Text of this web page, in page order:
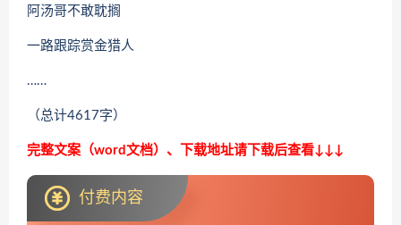
阿汤哥不敢耽搁
一路跟踪赏金猎人
……
（总计4617字）
完整文案（word文档）、下载地址请下载后查看↓↓↓
付费内容